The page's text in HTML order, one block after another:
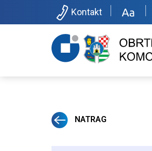
Kontakt
NATRAG